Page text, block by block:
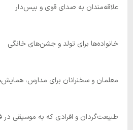
علاقه‌مندان به صدای قوی و بیس‌دار
خانواده‌ها برای تولد و جشن‌های خانگی
معلمان و سخنرانان برای مدارس،
طبیعت‌گردان و افرادی که به موسیقی در